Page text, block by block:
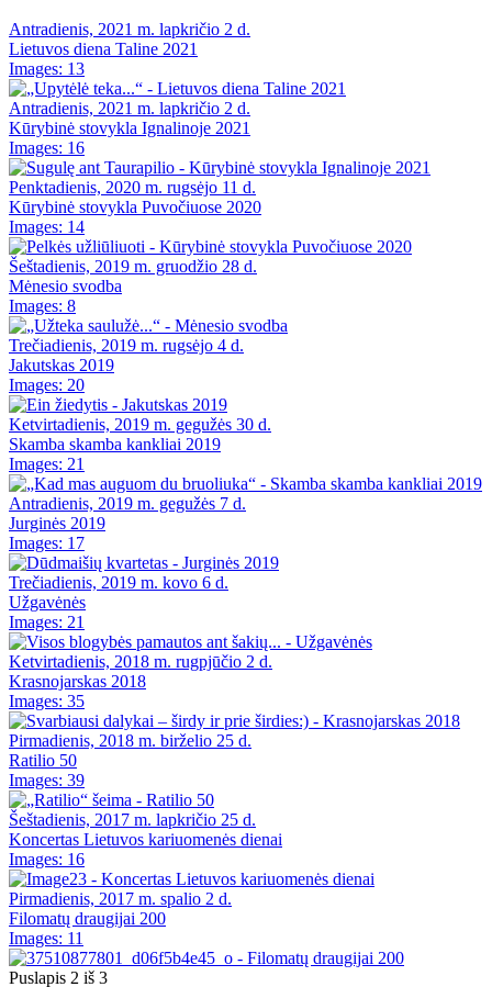
Antradienis, 2021 m. lapkričio 2 d.
Lietuvos diena Taline 2021
Images: 13
Antradienis, 2021 m. lapkričio 2 d.
Kūrybinė stovykla Ignalinoje 2021
Images: 16
Penktadienis, 2020 m. rugsėjo 11 d.
Kūrybinė stovykla Puvočiuose 2020
Images: 14
Šeštadienis, 2019 m. gruodžio 28 d.
Mėnesio svodba
Images: 8
Trečiadienis, 2019 m. rugsėjo 4 d.
Jakutskas 2019
Images: 20
Ketvirtadienis, 2019 m. gegužės 30 d.
Skamba skamba kankliai 2019
Images: 21
Antradienis, 2019 m. gegužės 7 d.
Jurginės 2019
Images: 17
Trečiadienis, 2019 m. kovo 6 d.
Užgavėnės
Images: 21
Ketvirtadienis, 2018 m. rugpjūčio 2 d.
Krasnojarskas 2018
Images: 35
Pirmadienis, 2018 m. birželio 25 d.
Ratilio 50
Images: 39
Šeštadienis, 2017 m. lapkričio 25 d.
Koncertas Lietuvos kariuomenės dienai
Images: 16
Pirmadienis, 2017 m. spalio 2 d.
Filomatų draugijai 200
Images: 11
Puslapis 2 iš 3